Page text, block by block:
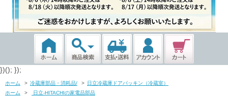
})(); });
ホーム > 冷蔵庫部品・消耗品/ > 日立冷蔵庫ドアパッキン（冷蔵室）
ホーム
>
日立-HITACHIの家電品部品